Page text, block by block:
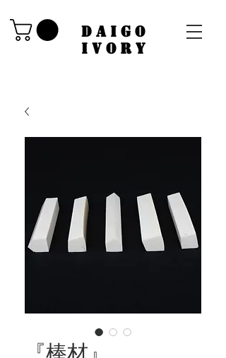
​DAIGO
IVORY
『棒材』